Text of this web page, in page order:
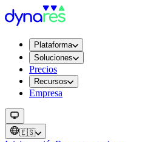
Plataforma
Soluciones
Precios
Recursos
Empresa
🇪🇸